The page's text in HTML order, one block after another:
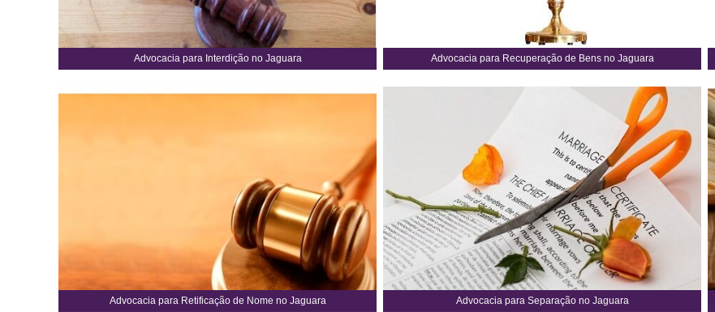
Advocacia para Interdição no Jaguara Advocacia para Recuperação de Bens no Jaguara
Advocacia para Retificação de Nome no Jaguara Advocacia para Separação no Jaguara